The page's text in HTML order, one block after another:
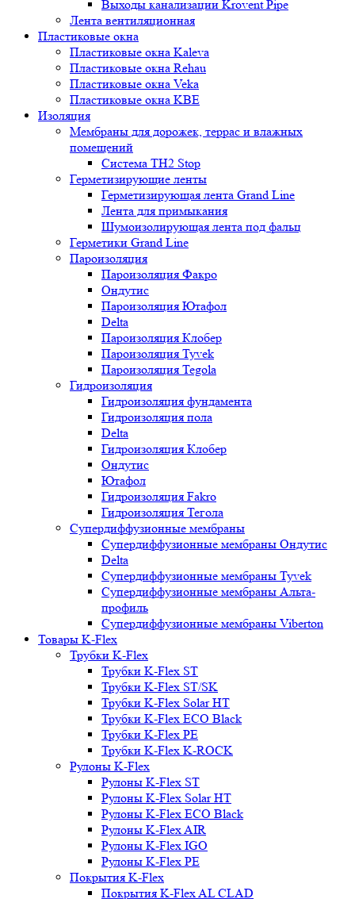
Выходы канализации Krovent Pipe
Лента вентиляционная
Пластиковые окна
Пластиковые окна Kaleva
Пластиковые окна Rehau
Пластиковые окна Veka
Пластиковые окна KBE
Изоляция
Мембраны для дорожек, террас и влажных
помещений
Система TH2 Stop
Герметизирующие ленты
Герметизирующая лента Grand Line
Лента для примыкания
Шумоизолирующая лента под фальц
Герметики Grand Line
Пароизоляция
Пароизоляция Факро
Ондутис
Пароизоляция Ютафол
Delta
Пароизоляция Клобер
Пароизоляция Tyvek
Пароизоляция Tegola
Гидроизоляция
Гидроизоляция фундамента
Гидроизоляция пола
Delta
Гидроизоляция Клобер
Ондутис
Ютафол
Гидроизоляция Fakro
Гидроизоляция Тегола
Супердиффузионные мембраны
Супердиффузионные мембраны Ондутис
Delta
Супердиффузионные мембраны Tyvek
Супердиффузионные мембраны Альта-
профиль
Супердиффузионные мембраны Viberton
Товары K-Flex
Трубки K-Flex
Трубки K-Flex ST
Трубки K-Flex ST/SK
Трубки K-Flex Solar HT
Трубки K-Flex ECO Black
Трубки K-Flex PE
Трубки K-Flex K-ROCK
Рулоны K-Flex
Рулоны K-Flex ST
Рулоны K-Flex Solar HT
Рулоны K-Flex ECO Black
Рулоны K-Flex AIR
Рулоны K-Flex IGO
Рулоны K-Flex PE
Покрытия K-Flex
Покрытия K-Flex AL CLAD